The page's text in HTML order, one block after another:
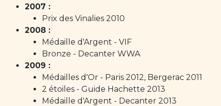
2007 :
Prix des Vinalies 2010
2008 :
Médaille d'Argent - VIF
Bronze - Decanter WWA
2009 :
Médailles d'Or - Paris 2012, Bergerac 2011
2 étoiles - Guide Hachette 2013
Médaille d'Argent - Decanter 2013